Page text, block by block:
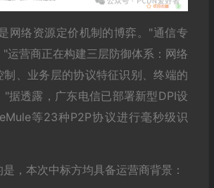
网络资源定价机制的博弈。"通信专
运营商正在构建三层防御体系：网络
制、业务层的协议特征识别、终端的
"据透露，广东电信已部署新型 DPI设
等23种P2P协议进行毫秒级识
，本次中标方均具备运营商背景：